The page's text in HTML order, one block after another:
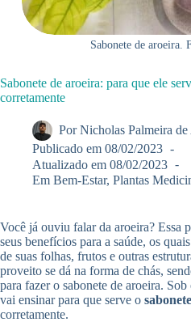
Sabonete de aroeira.
Sabonete de aroeira: para que ele
corretamente
Por Nicholas Palmeira
Publicado em 08/02/2023
Atualizado em 08/02/2023
Em Bem-Estar,Plantas
Você já ouviu falar da aroeira? Essa
seus benefícios para a saúde, os
de suas folhas, frutos e outras
proveito se dá na forma de chás,
para fazer o sabonete de aroeira.
vai ensinar para que serve o
corretamente.